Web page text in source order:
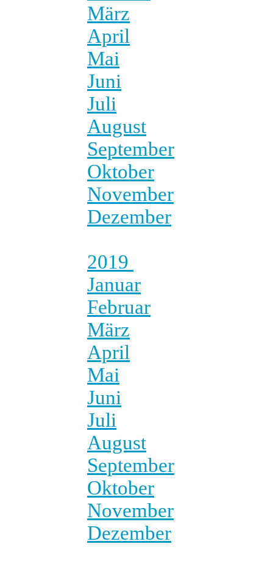
März
April
Mai
Juni
Juli
August
September
Oktober
November
Dezember
2019
Januar
Februar
März
April
Mai
Juni
Juli
August
September
Oktober
November
Dezember